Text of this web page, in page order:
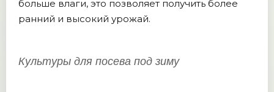
больше влаги, это позволяет получить более
ранний и высокий урожай.
Культуры для посева под зиму